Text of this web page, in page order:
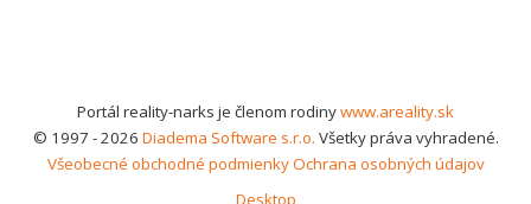
Portál reality-narks je členom rodinywww.areality.sk
© 1997 - 2026 Diadema Software s.r.o. Všetky práva vyhradené.
Všeobecné obchodné podmienkyOchrana osobných údajov
Desktop